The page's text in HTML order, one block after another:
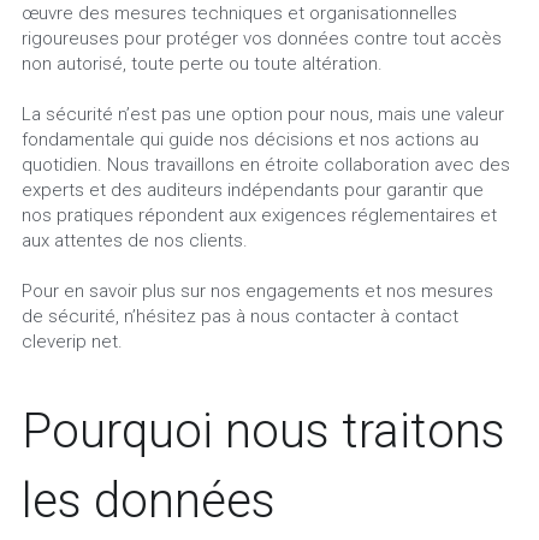
œuvre des mesures techniques et organisationnelles
rigoureuses pour protéger vos données contre tout accès
non autorisé, toute perte ou toute altération.
La sécurité n’est pas une option pour nous, mais une valeur
fondamentale qui guide nos décisions et nos actions au
quotidien. Nous travaillons en étroite collaboration avec des
experts et des auditeurs indépendants pour garantir que
nos pratiques répondent aux exigences réglementaires et
aux attentes de nos clients.
Pour en savoir plus sur nos engagements et nos mesures
de sécurité, n’hésitez pas à nous contacter à contact
cleverip net.
Pourquoi nous traitons
les données